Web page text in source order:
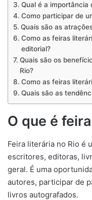
Qual é a importância
Como participar de
Quais são as
Como as feiras
editorial?
Quais são os
Rio?
Como as feiras
Quais são as
O que é
Feira literária no Rio é
escritores, editoras,
geral. É uma
autores, participar de
livros autografados.